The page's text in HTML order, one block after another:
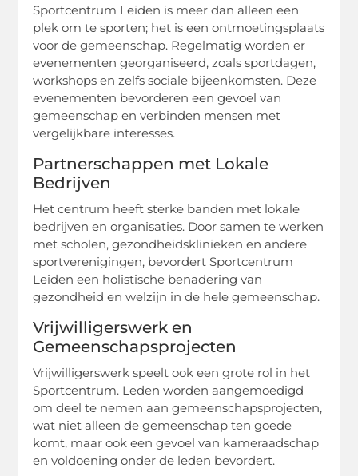
Sportcentrum Leiden is meer dan alleen een
plek om te sporten; het is een ontmoetingsplaats
voor de gemeenschap. Regelmatig worden er
evenementen georganiseerd, zoals sportdagen,
workshops en zelfs sociale bijeenkomsten. Deze
evenementen bevorderen een gevoel van
gemeenschap en verbinden mensen met
vergelijkbare interesses.
Partnerschappen met Lokale
Bedrijven
Het centrum heeft sterke banden met lokale
bedrijven en organisaties. Door samen te werken
met scholen, gezondheidsklinieken en andere
sportverenigingen, bevordert Sportcentrum
Leiden een holistische benadering van
gezondheid en welzijn in de hele gemeenschap.
Vrijwilligerswerk en
Gemeenschapsprojecten
Vrijwilligerswerk speelt ook een grote rol in het
Sportcentrum. Leden worden aangemoedigd
om deel te nemen aan gemeenschapsprojecten,
wat niet alleen de gemeenschap ten goede
komt, maar ook een gevoel van kameraadschap
en voldoening onder de leden bevordert.